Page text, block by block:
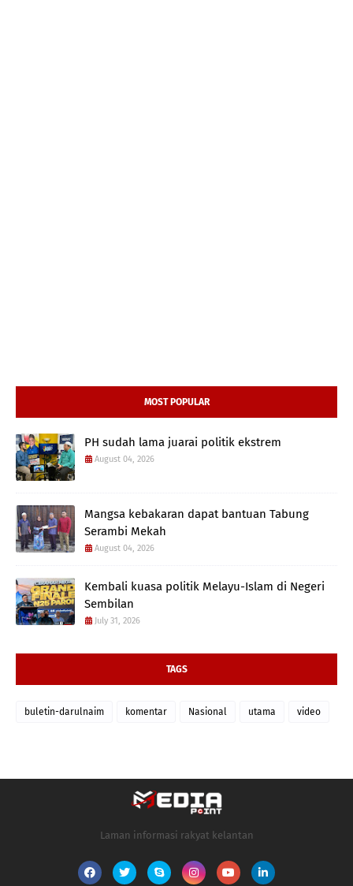
MOST POPULAR
PH sudah lama juarai politik ekstrem
August 04, 2026
Mangsa kebakaran dapat bantuan Tabung
Serambi Mekah
August 04, 2026
Kembali kuasa politik Melayu-Islam di Negeri
Sembilan
July 31, 2026
TAGS
buletin-darulnaim komentar Nasional utama video
Laman informasi rakyat kelantan